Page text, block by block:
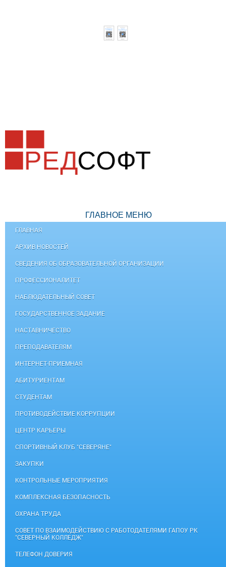
ГЛАВНОЕ МЕНЮ
ГЛАВНАЯ
АРХИВ НОВОСТЕЙ
СВЕДЕНИЯ ОБ ОБРАЗОВАТЕЛЬНОЙ ОРГАНИЗАЦИИ
ПРОФЕССИОНАЛИТЕТ
НАБЛЮДАТЕЛЬНЫЙ СОВЕТ
ГОСУДАРСТВЕННОЕ ЗАДАНИЕ
НАСТАВНИЧЕСТВО
ПРЕПОДАВАТЕЛЯМ
ИНТЕРНЕТ-ПРИЕМНАЯ
АБИТУРИЕНТАМ
СТУДЕНТАМ
ПРОТИВОДЕЙСТВИЕ КОРРУПЦИИ
ЦЕНТР КАРЬЕРЫ
СПОРТИВНЫЙ КЛУБ "СЕВЕРЯНЕ"
ЗАКУПКИ
КОНТРОЛЬНЫЕ МЕРОПРИЯТИЯ
КОМПЛЕКСНАЯ БЕЗОПАСНОСТЬ
ОХРАНА ТРУДА
СОВЕТ ПО ВЗАИМОДЕЙСТВИЮ С РАБОТОДАТЕЛЯМИ ГАПОУ РК
"СЕВЕРНЫЙ КОЛЛЕДЖ"
ТЕЛЕФОН ДОВЕРИЯ